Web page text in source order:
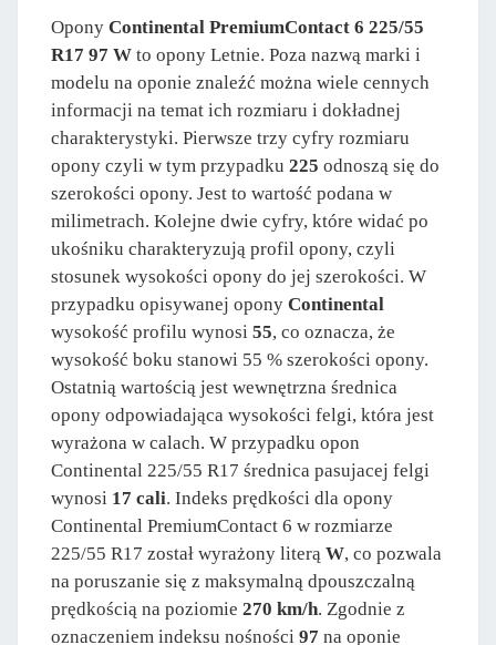
Opony Continental PremiumContact 6 225/55
R17 97 W to opony Letnie. Poza nazwą marki i
modelu na oponie znaleźć można wiele cennych
informacji na temat ich rozmiaru i dokładnej
charakterystyki. Pierwsze trzy cyfry rozmiaru
opony czyli w tym przypadku 225 odnoszą się do
szerokości opony. Jest to wartość podana w
milimetrach. Kolejne dwie cyfry, które widać po
ukośniku charakteryzują profil opony, czyli
stosunek wysokości opony do jej szerokości. W
przypadku opisywanej opony Continental
wysokość profilu wynosi 55, co oznacza, że
wysokość boku stanowi 55 % szerokości opony.
Ostatnią wartością jest wewnętrzna średnica
opony odpowiadająca wysokości felgi, która jest
wyrażona w calach. W przypadku opon
Continental 225/55 R17 średnica pasujacej felgi
wynosi 17 cali. Indeks prędkości dla opony
Continental PremiumContact 6 w rozmiarze
225/55 R17 został wyrażony literą W, co pozwala
na poruszanie się z maksymalną dpouszczalną
prędkością na poziomie 270 km/h. Zgodnie z
oznaczeniem indeksu nośności 97 na oponie